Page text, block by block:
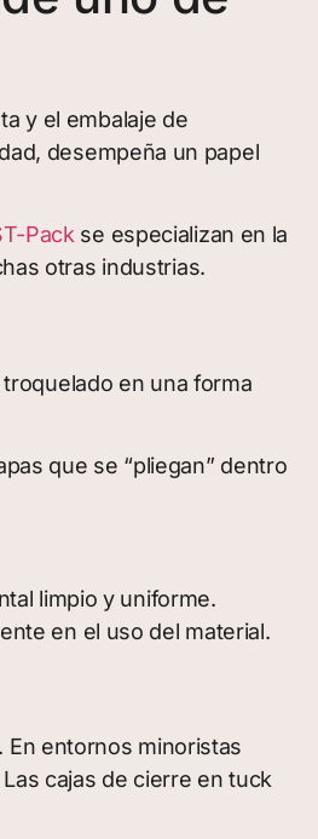
y el embalaje de
desempeña un papel
Packse especializan en la
otras industrias.
en una forma
que se “pliegan” dentro
limpio y uniforme.
en el uso del material.
En entornos minoristas
cajas de cierre en tuck